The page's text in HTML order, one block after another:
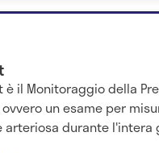
è il Monitoraggio della
un esame per
arteriosa durante l'intera